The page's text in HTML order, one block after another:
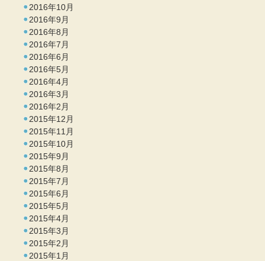
2016年10月
2016年9月
2016年8月
2016年7月
2016年6月
2016年5月
2016年4月
2016年3月
2016年2月
2015年12月
2015年11月
2015年10月
2015年9月
2015年8月
2015年7月
2015年6月
2015年5月
2015年4月
2015年3月
2015年2月
2015年1月